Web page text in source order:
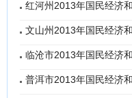
红河州2013年国民经济
文山州2013年国民经济
临沧市2013年国民经济
普洱市2013年国民经济